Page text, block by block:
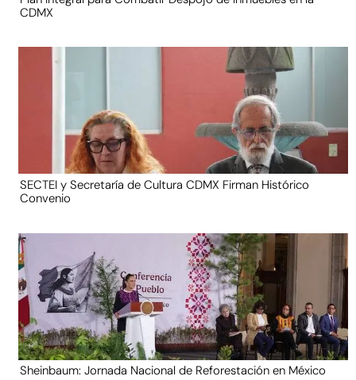
CDMX
SECTEI y Secretaría de Cultura CDMX Firman Histórico
Convenio
Sheinbaum: Jornada Nacional de Reforestación en México